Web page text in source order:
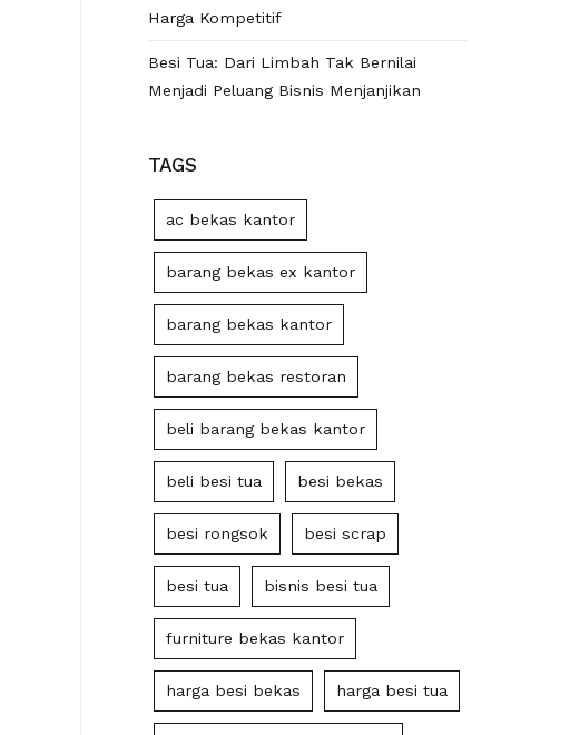
Harga Kompetitif
Besi Tua: Dari Limbah Tak Bernilai
Menjadi Peluang Bisnis Menjanjikan
TAGS
ac bekas kantor
barang bekas ex kantor
barang bekas kantor
barang bekas restoran
beli barang bekas kantor
beli besi tua besi bekas
besi rongsok besi scrap
besi tua bisnis besi tua
furniture bekas kantor
harga besi bekas harga besi tua